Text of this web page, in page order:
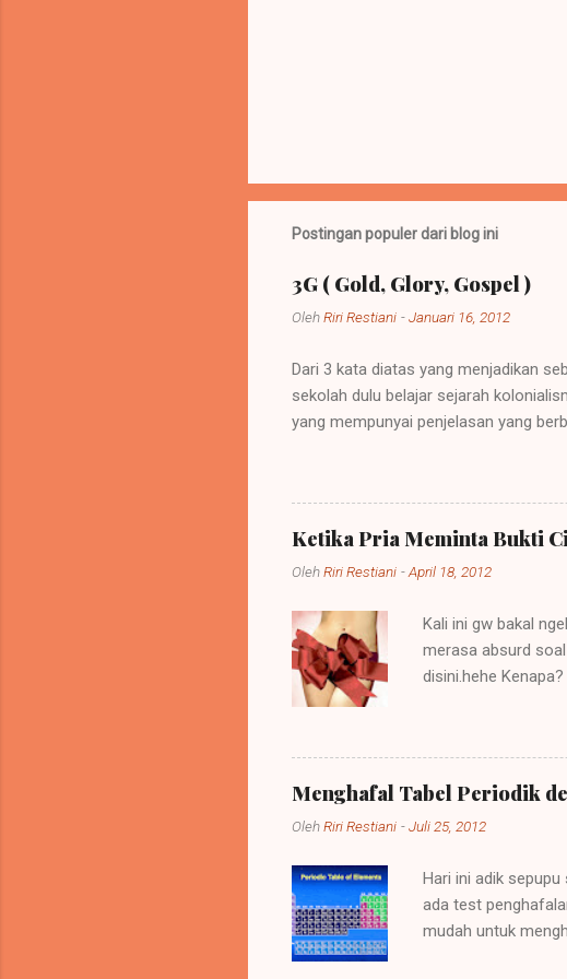
Postingan populer dari blog ini
3G ( Gold, Glory, Gospel )
OlehRiri Restiani -Januari 16, 2012
Dari 3 kata diatas yang menjadikan
sekolah dulu belajar sejarah
yang mempunyai penjelasan yang
itu bisa dipelihara atau berkembang.
menempati tanah-tanah itu.
memerintah (imperare) disebut
diberi imperium itu ialah raja, dan
Ketika Pria Meminta Bukti
OlehRiri Restiani -April 18, 2012
Kali ini gw bakal
merasa absurd
disini.hehe
oleh tindakan
heran apa benar
mendapatkan sex
menggunakan
Zaman sekarang
Menghafal Tabel Periodik
OlehRiri Restiani -Juli 25, 2012
Hari ini adik
ada test
mudah untuk